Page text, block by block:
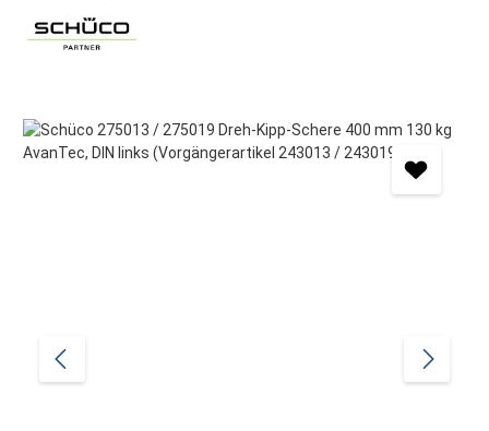
Bildergalerie überspringen